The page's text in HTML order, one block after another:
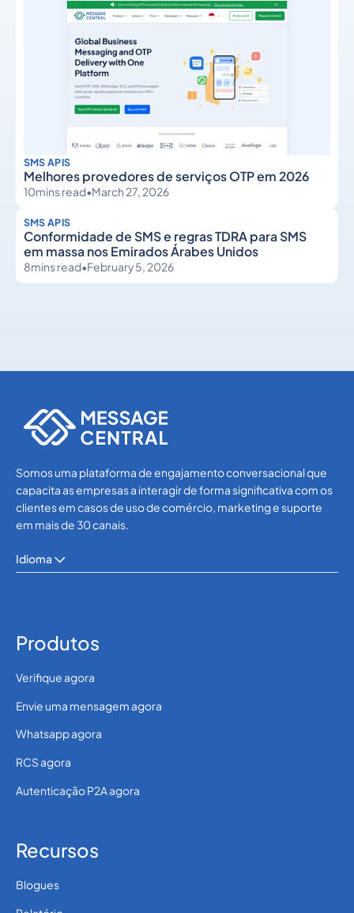
SMS APIS
Melhores provedores de serviços OTP em 2026
10mins read•March 27, 2026
SMS APIS
Conformidade de SMS e regras TDRA para SMS
em massa nos Emirados Árabes Unidos
8mins read•February 5, 2026
Somos uma plataforma de engajamento conversacional que
capacita as empresas a interagir de forma significativa com os
clientes em casos de uso de comércio, marketing e suporte
em mais de 30 canais.
Idioma
Produtos
Verifique agora
Envie uma mensagem agora
Whatsapp agora
RCS agora
Autenticação P2A agora
Recursos
Blogues